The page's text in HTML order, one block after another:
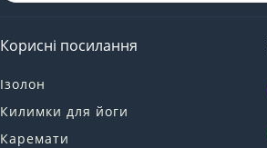
Корисні посилання
Ізолон
Килимки для йоги
Каремати